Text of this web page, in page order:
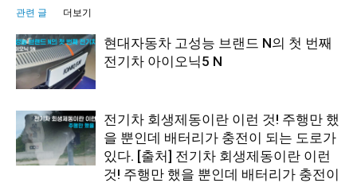
관련 글 더보기
현대자동차 고성능 브랜드 N의 첫 번째
전기차 아이오닉5 N
전기차 회생제동이란 이런 것! 주행만 했
을 뿐인데 배터리가 충전이 되는 도로가
있다. [출처] 전기차 회생제동이란 이런
것! 주행만 했을 뿐인데 배터리가 충전이